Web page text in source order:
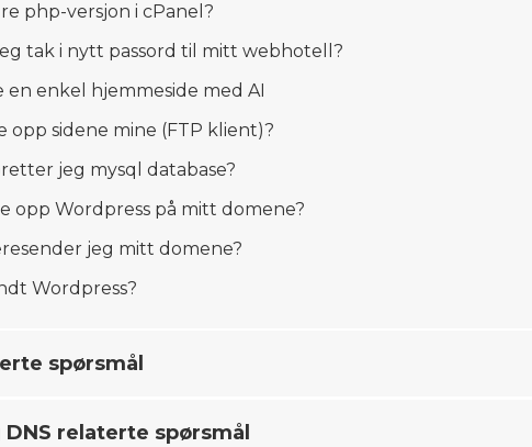
php-versjon i cPanel?
tak i nytt passord til mitt webhotell?
en enkel hjemmeside med AI
opp sidene mine (FTP klient)?
jeg mysql database?
opp Wordpress på mitt domene?
jeg mitt domene?
Wordpress?
spørsmål
relaterte spørsmål